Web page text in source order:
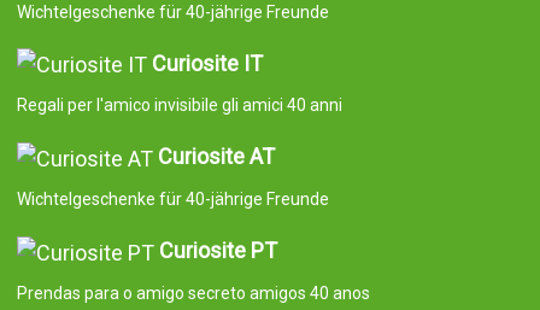
Wichtelgeschenke für 40-jährige Freunde
Curiosite IT
Regali per l'amico invisibile gli amici 40 anni
Curiosite AT
Wichtelgeschenke für 40-jährige Freunde
Curiosite PT
Prendas para o amigo secreto amigos 40 anos